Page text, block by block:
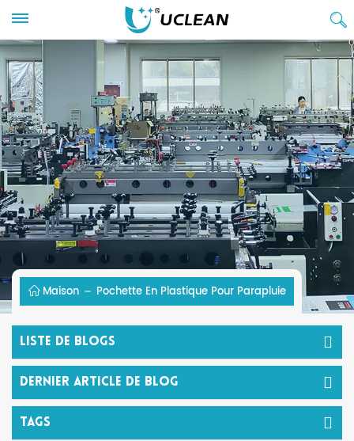
Maison Pochette En Plastique Pour Parapluie
Liste De Blogs
Dernier Article De Blog
TAGS